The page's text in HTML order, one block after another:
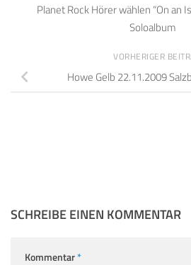
Planet Rock Hörer wählen “On an
Soloalbum
VORHERIGER
Howe Gelb 22.11.2009
SCHREIBE EINEN KOMMENTAR
Kommentar*